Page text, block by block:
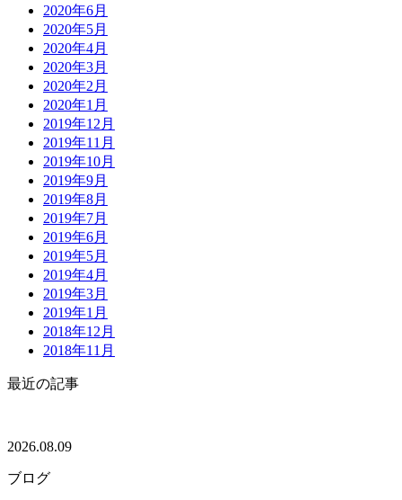
2020年6月
2020年5月
2020年4月
2020年3月
2020年2月
2020年1月
2019年12月
2019年11月
2019年10月
2019年9月
2019年8月
2019年7月
2019年6月
2019年5月
2019年4月
2019年3月
2019年1月
2018年12月
2018年11月
最近の記事
2026.08.09
ブログ